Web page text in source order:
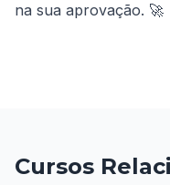
na sua aprovação. 🚀
Cursos